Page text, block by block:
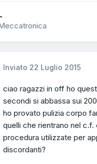
Inviato 22 Luglio 2015
ciao ragazzi in off ho
secondi si abbassa sui
ho provato pulizia corpo
quelli che rientrano nel
procedura utilizzate per
discordanti?